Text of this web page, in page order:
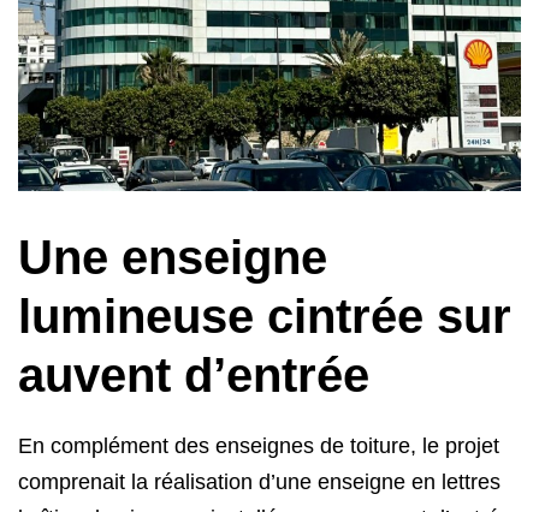
Une enseigne
lumineuse cintrée sur
auvent d’entrée
En complément des enseignes de toiture, le projet
comprenait la réalisation d’une enseigne en lettres